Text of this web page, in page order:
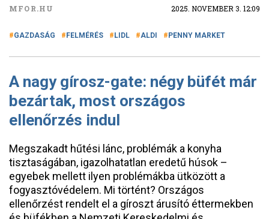
MFOR.HU 2025. NOVEMBER 3. 12:09
GAZDASÁG FELMÉRÉS LIDL ALDI PENNY MARKET
A nagy gírosz-gate: négy büfét már
bezártak, most országos
ellenőrzés indul
Megszakadt hűtési lánc, problémák a konyha
tisztaságában, igazolhatatlan eredetű húsok –
egyebek mellett ilyen problémákba ütközött a
fogyasztóvédelem. Mi történt? Országos
ellenőrzést rendelt el a gíroszt árusító éttermekben